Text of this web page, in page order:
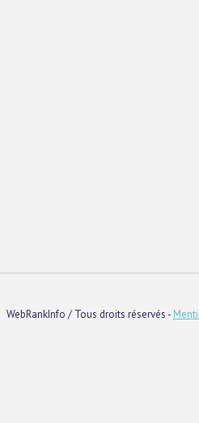
WebRankInfo / Tous droits réservés -